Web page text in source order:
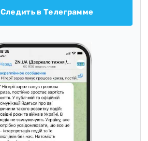
Следить в Телеграмме